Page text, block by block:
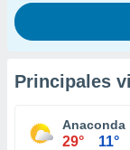
Principales
Anaconda
29° 11°